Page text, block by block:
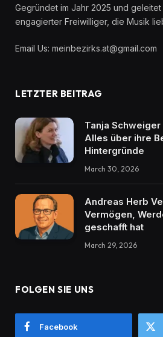
Gegründet im Jahr 2025 und
engagierter Freiwilliger, die Musik
Email Us: meinbezirks.at@gmail.com
LETZTER BEITRAG
Tanja
Alles über ihre
Hintergründe
March 30, 2026
Andreas Herb
Vermögen,
geschafft hat
March 29, 2026
FOLGEN SIE UNS
Facebook